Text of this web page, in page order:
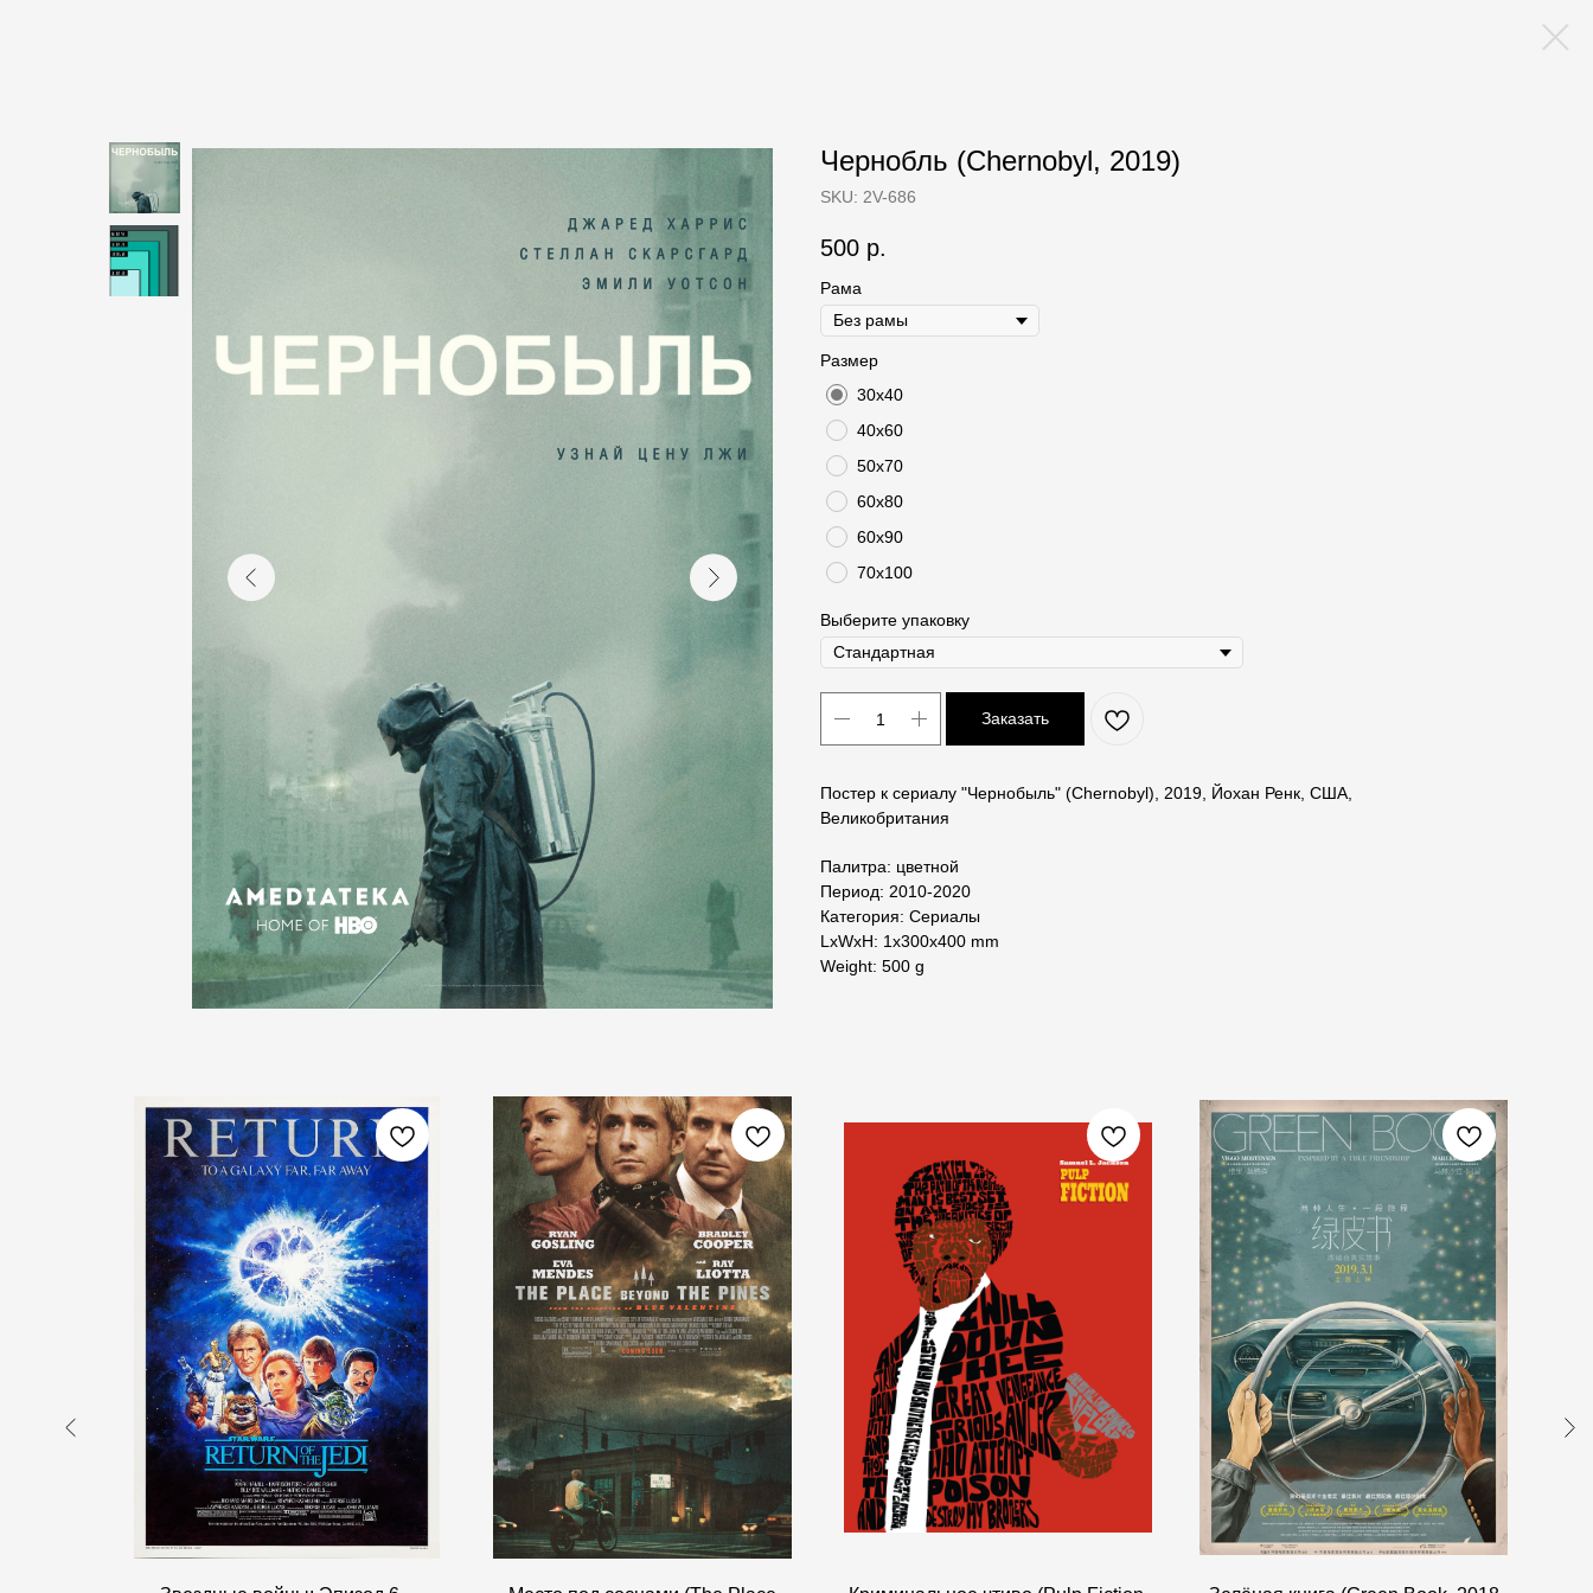
Чернобль (Chernobyl, 2019)
SKU: 2V-686
500 р.
Рама
Размер
30х40
40х60
50х70
60х80
60х90
70х100
Выберите упаковку
Заказать
Постер к сериалу "Чернобыль" (Chernobyl), 2019, Йохан Ренк, США,
Великобритания
Палитра: цветной
Период: 2010-2020
Категория: Сериалы
LxWxH: 1x300x400 mm
Weight: 500 g